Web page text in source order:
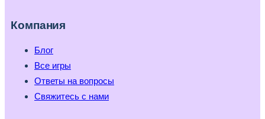
Компания
Блог
Все игры
Ответы на вопросы
Свяжитесь с нами